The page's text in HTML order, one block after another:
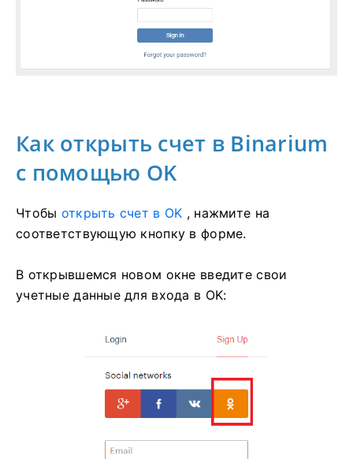
Как открыть счет в Binarium
с помощью OK
Чтобы открыть счет в OK , нажмите на
соответствующую кнопку в форме.
В открывшемся новом окне введите свои
учетные данные для входа в OK: